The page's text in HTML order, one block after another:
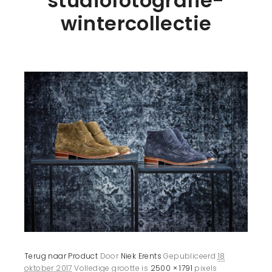
wintercollectie
Terug naar Product Door Niek Erents Gepubliceerd 18
oktober 2017 Volledige grootte is 2500 × 1791 pixels